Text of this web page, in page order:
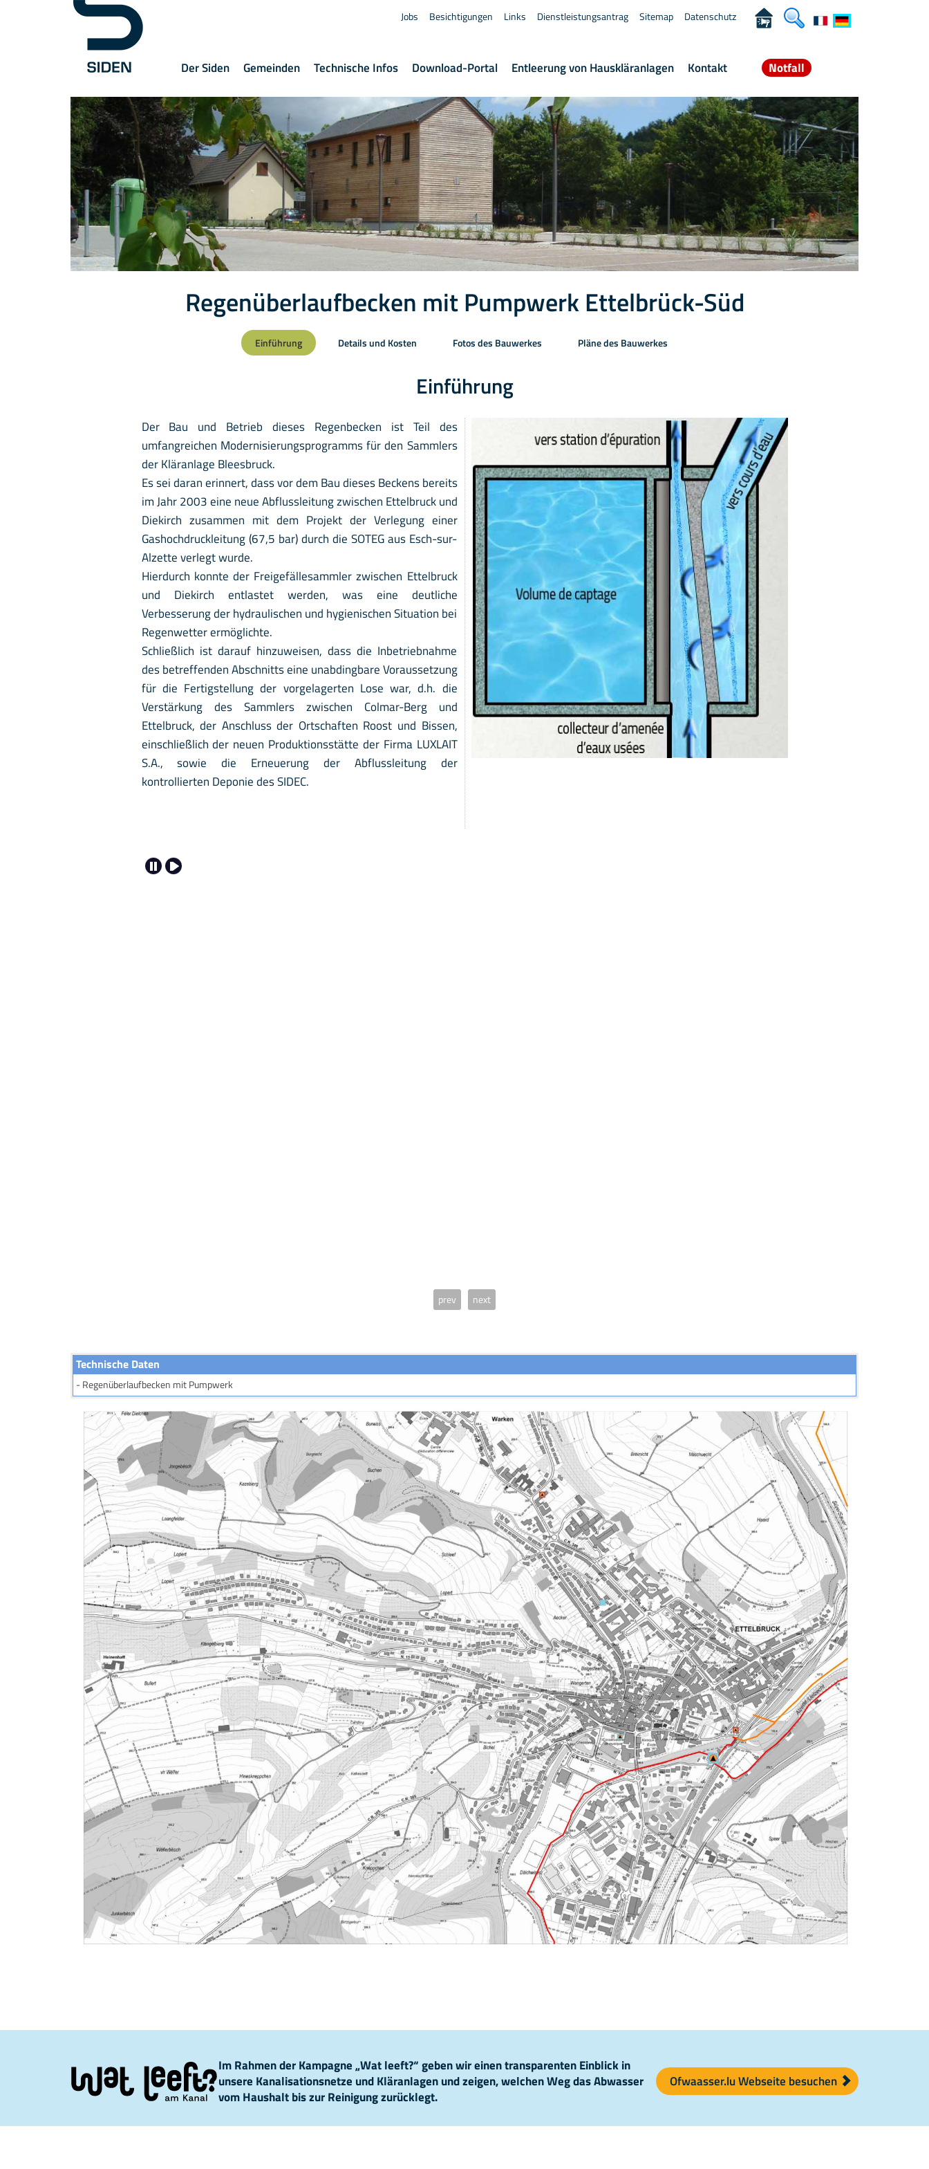
Der Siden Gemeinden Technische Infos Download-Portal Entleerung von Hauskläranlagen Kontakt Notfall
Jobs Besichtigungen Links Dienstleistungsantrag Sitemap Datenschutz
Regenüberlaufbecken mit Pumpwerk Ettelbrück-Süd
Einführung Details und Kosten Fotos des Bauwerkes Pläne des Bauwerkes
Einführung
Der Bau und Betrieb dieses Regenbecken ist Teil des
umfangreichen Modernisierungsprogramms für den Sammlers
der Kläranlage Bleesbruck.
Es sei daran erinnert, dass vor dem Bau dieses Beckens bereits
im Jahr 2003 eine neue Abflussleitung zwischen Ettelbruck und
Diekirch zusammen mit dem Projekt der Verlegung einer
Gashochdruckleitung (67,5 bar) durch die SOTEG aus Esch-sur-
Alzette verlegt wurde.
Hierdurch konnte der Freigefällesammler zwischen Ettelbruck
und Diekirch entlastet werden, was eine deutliche
Verbesserung der hydraulischen und hygienischen Situation bei
Regenwetter ermöglichte.
Schließlich ist darauf hinzuweisen, dass die Inbetriebnahme
des betreffenden Abschnitts eine unabdingbare Voraussetzung
für die Fertigstellung der vorgelagerten Lose war, d.h. die
Verstärkung des Sammlers zwischen Colmar-Berg und
Ettelbruck, der Anschluss der Ortschaften Roost und Bissen,
einschließlich der neuen Produktionsstätte der Firma LUXLAIT
S.A., sowie die Erneuerung der Abflussleitung der
kontrollierten Deponie des SIDEC.
intro1 (4)
prev next
Technische Daten
- Regenüberlaufbecken mit Pumpwerk
Im Rahmen der Kampagne „Wat leeft?“ geben wir einen transparenten Einblick in
unsere Kanalisationsnetze und Kläranlagen und zeigen, welchen Weg das Abwasser
vom Haushalt bis zur Reinigung zurücklegt.
Ofwaasser.lu Webseite besuchen